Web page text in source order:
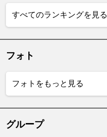
すべてのランキングを見る
フォト
フォトをもっと見る
グループ